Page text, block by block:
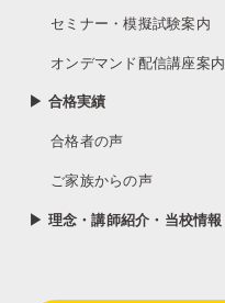
セミナー・模擬試験案内
オンデマンド配信講座案内
▶ 合格実績
合格者の声
ご家族からの声
▶ 理念・講師紹介・当校情報